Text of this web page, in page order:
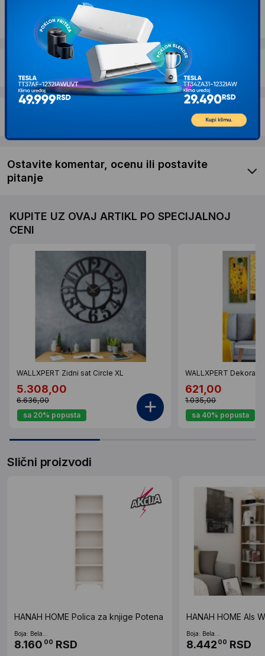
Dostava i povrat
Ostavite komentar, ocenu ili postavite
pitanje
KUPITE UZ OVAJ ARTIKL PO SPECIJALNOJ
CENI
WALLXPERT Zidni sat Circle XL
5.308,00
6.636,00
sa 20% popusta
WALLXPERT
621,00
1.035,00
sa 40% popusta
Slični proizvodi
HANAH HOME Polica za knjige Potena
Boja: Bela...
8.160 00 RSD
HANAH HOME Als
Boja: Bela...
8.442 00 RSD